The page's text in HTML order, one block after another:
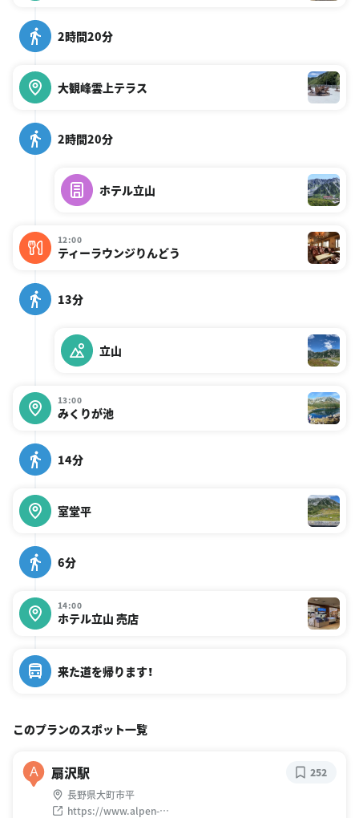
2時間20分
大観峰雲上テラス
2時間20分
ホテル立山
12:00
ティーラウンジりんどう
13分
立山
13:00
みくりが池
14分
室堂平
6分
14:00
ホテル立山 売店
来た道を帰ります！
このプランのスポット一覧
A 扇沢駅
長野県大町市平
https://www.alpen-
252